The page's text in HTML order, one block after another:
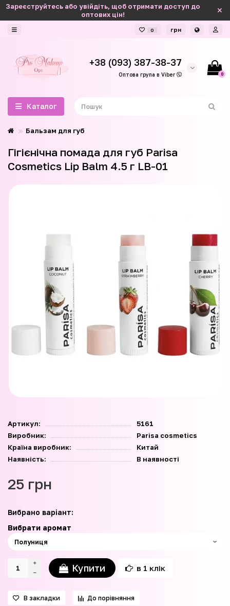
Зареєструйтесь або увійдіть, щоб отримати доступ до
оптових цін!
0 грн
+38 (093) 387-38-37
Оптова група в Viber 0
Каталог
Бальзам для губ
Гігієнічна помада для губ Parisa
Cosmetics Lip Balm 4.5 г LB-01
Артикул:
5161
Виробник:
Parisa cosmetics
Країна виробник:
Китай
Наявність:
В наявності
25 грн
Вибрано варіант:
Вибрати аромат
Купити в 1 клік
В закладки До порівняння